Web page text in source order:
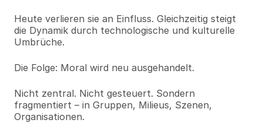
Heute verlieren sie an Einfluss. Gleichzeitig steigt
die Dynamik durch technologische und kulturelle
Umbrüche.
Die Folge: Moral wird neu ausgehandelt.
Nicht zentral. Nicht gesteuert. Sondern
fragmentiert – in Gruppen, Milieus, Szenen,
Organisationen.